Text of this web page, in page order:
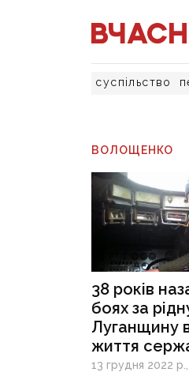
суспільство
ВОЛОЩЕНКО
38 років
боях за
Луганщину
життя
Волощенко
13 грудня 2022